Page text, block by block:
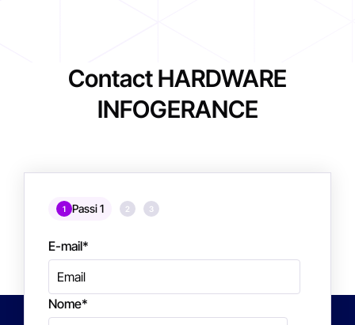
Contact HARDWARE
INFOGERANCE
1 Passi 1 2 3
E-mail*
Nome*